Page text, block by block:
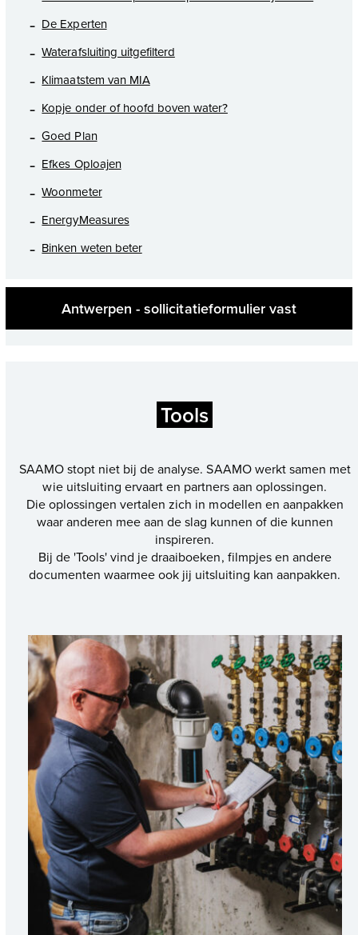
De Experten
Waterafsluiting uitgefilterd
Klimaatstem van MIA
Kopje onder of hoofd boven water?
Goed Plan
Efkes Oploajen
Woonmeter
EnergyMeasures
Binken weten beter
Antwerpen - sollicitatieformulier vast
Tools
SAAMO stopt niet bij de analyse. SAAMO werkt samen met
wie uitsluiting ervaart en partners aan oplossingen.
Die oplossingen vertalen zich in modellen en aanpakken
waar anderen mee aan de slag kunnen of die kunnen
inspireren.
Bij de 'Tools' vind je draaiboeken, filmpjes en andere
documenten waarmee ook jij uitsluiting kan aanpakken.